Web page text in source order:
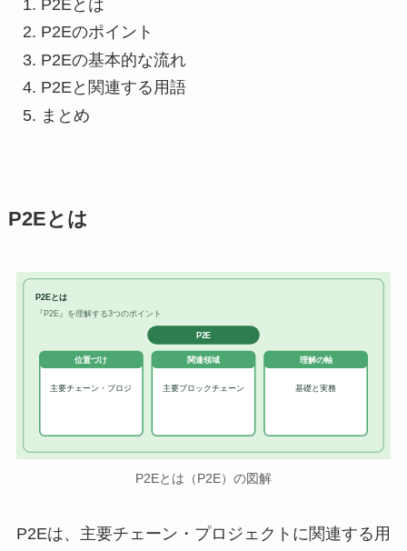
P2Eとは
P2Eのポイント
P2Eの基本的な流れ
P2Eと関連する用語
まとめ
P2Eとは
P2Eとは
『P2E』を理解する3つのポイント
P2E
位置づけ
主要チェーン・プロジ
関連領域
主要ブロックチェーン
理解の軸
基礎と実務
P2Eとは（P2E）の図解
P2Eは、主要チェーン・プロジェクトに関連する用